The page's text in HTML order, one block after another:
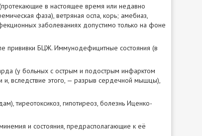
в настоящее время или недавно
фаза), ветряная оспа, корь; амебиаз,
заболеваниях допустимо только на фоне
прививки БЦЖ. Иммунодефицитные состояния (в
(у больных с острым и подострым инфарктом
вследствие этого, — разрыв сердечной мышцы),
тиреотоксикоз, гипотиреоз, болезнь Иценко-
и состояния, предрасполагающие к её